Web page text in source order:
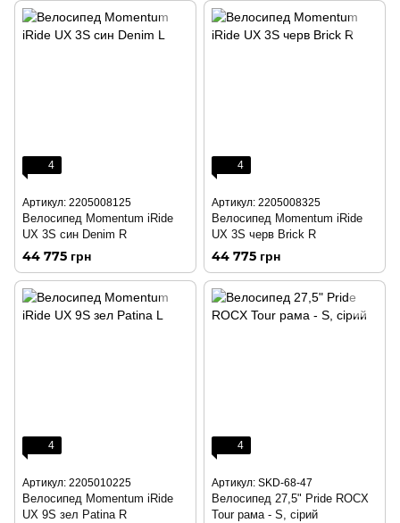
4
Артикул: 2205008125
Велосипед Momentum iRide
UX 3S син Denim R
44 775 грн
4
Артикул: 2205008325
Велосипед Momentum iRide
UX 3S черв Brick R
44 775 грн
4
Артикул: 2205010225
Велосипед Momentum iRide
UX 9S зел Patina R
4
Артикул: SKD-68-47
Велосипед 27,5" Pride ROCX
Tour рама - S, сірий